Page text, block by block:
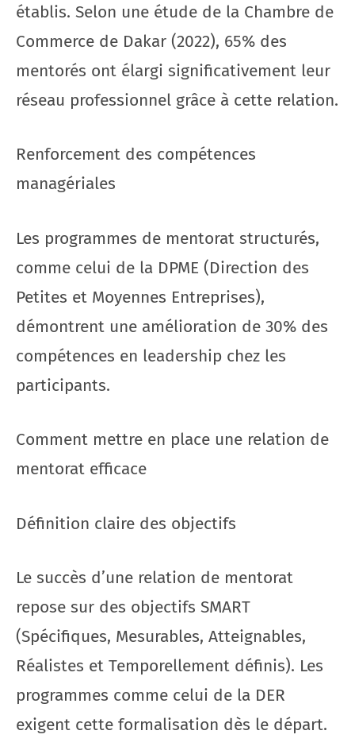
établis. Selon une étude de la Chambre de
Commerce de Dakar (2022), 65% des
mentorés ont élargi significativement leur
réseau professionnel grâce à cette relation.
Renforcement des compétences
managériales
Les programmes de mentorat structurés,
comme celui de la DPME (Direction des
Petites et Moyennes Entreprises),
démontrent une amélioration de 30% des
compétences en leadership chez les
participants.
Comment mettre en place une relation de
mentorat efficace
Définition claire des objectifs
Le succès d’une relation de mentorat
repose sur des objectifs SMART
(Spécifiques, Mesurables, Atteignables,
Réalistes et Temporellement définis). Les
programmes comme celui de la DER
exigent cette formalisation dès le départ.